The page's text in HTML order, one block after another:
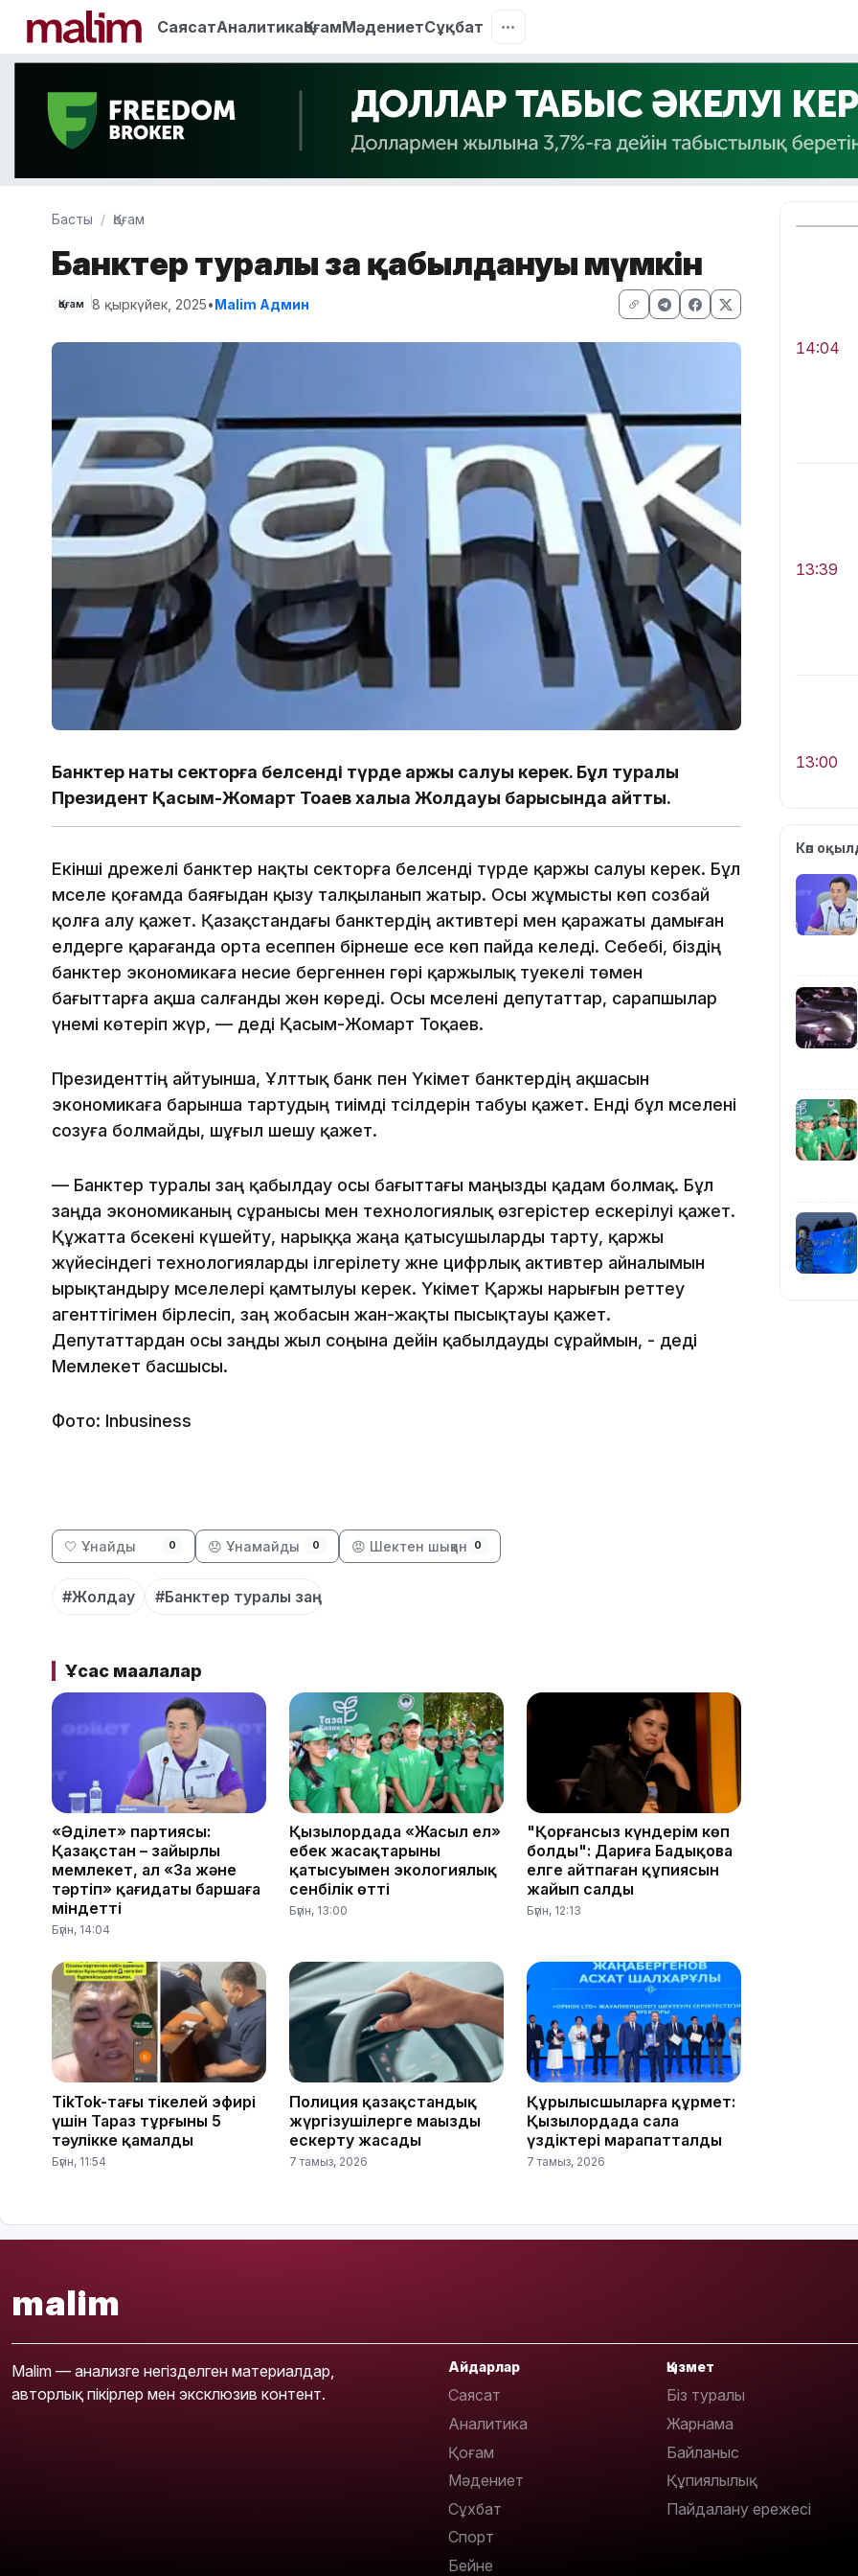
СаясатАналитикаҚоғамМәдениетСұқбат
Басты Қоғам
Банктер туралы заң қабылдануы мүмкін
Қоғам 8 қыркүйек, 2025•Malim Админ
Банктер нақты секторға белсенді түрде қаржы салуы керек. Бұл туралы
Президент Қасым-Жомарт Тоқаев халыққа Жолдауы барысында айтты.
Екінші дәрежелі банктер нақты секторға белсенді түрде қаржы салуы керек. Бұл
мәселе қоғамда баяғыдан қызу талқыланып жатыр. Осы жұмысты көп созбай
қолға алу қажет. Қазақстандағы банктердің активтері мен қаражаты дамыған
елдерге қарағанда орта есеппен бірнеше есе көп пайда әкеледі. Себебі, біздің
банктер экономикаға несие бергеннен гөрі қаржылық тәуекелі төмен
бағыттарға ақша салғанды жөн көреді. Осы мәселені депутаттар, сарапшылар
үнемі көтеріп жүр, — деді Қасым-Жомарт Тоқаев.
Президенттің айтуынша, Ұлттық банк пен Үкімет банктердің ақшасын
экономикаға барынша тартудың тиімді тәсілдерін табуы қажет. Енді бұл мәселені
созуға болмайды, шұғыл шешу қажет.
— Банктер туралы заң қабылдау осы бағыттағы маңызды қадам болмақ. Бұл
заңда экономиканың сұранысы мен технологиялық өзгерістер ескерілуі қажет.
Құжатта бәсекені күшейту, нарыққа жаңа қатысушыларды тарту, қаржы
жүйесіндегі технологияларды ілгерілету және цифрлық активтер айналымын
ырықтандыру мәселелері қамтылуы керек. Үкімет Қаржы нарығын реттеу
агенттігімен бірлесіп, заң жобасын жан-жақты пысықтауы қажет.
Депутаттардан осы заңды жыл соңына дейін қабылдауды сұраймын, - деді
Мемлекет басшысы.
Фото: Inbusiness
🤍 Ұнайды 0 😞 Ұнамайды 0 😡 Шектен шыққан 0
#Жолдау #Банктер туралы заң
Ұқсас мақалалар
«Әділет» партиясы:
Қазақстан – зайырлы
мемлекет, ал «Заң және
тәртіп» қағидаты баршаға
міндетті
Бүгін, 14:04
Қызылордада «Жасыл ел»
еңбек жасақтарының
қатысуымен экологиялық
сенбілік өтті
Бүгін, 13:00
"Қорғансыз күндерім көп
болды": Дариға Бадықова
елге айтпаған құпиясын
жайып салды
Бүгін, 12:13
TikTok-тағы тікелей эфирі
үшін Тараз тұрғыны 5
тәулікке қамалды
Бүгін, 11:54
Полиция қазақстандық
жүргізушілерге маңызды
ескерту жасады
7 тамыз, 2026
Құрылысшыларға құрмет:
Қызылордада сала
үздіктері марапатталды
7 тамыз, 2026
14:04
13:39
13:00
12:40
11:54
Көп
malim
Malim — анализге негізделген материалдар,
авторлық пікірлер мен эксклюзив контент.
Айдарлар
Саясат
Аналитика
Қоғам
Мәдениет
Сұхбат
Спорт
Бейне
Қызмет
Біз туралы
Жарнама
Байланыс
Құпиялылық
Пайдалану ережесі